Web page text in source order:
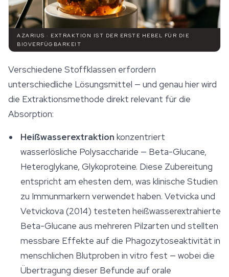
AZARIUS · EXTRAKTION IST DER ERSTE HEBEL FÜR DIE
BIOVERFÜGBARKEIT
Verschiedene Stoffklassen erfordern
unterschiedliche Lösungsmittel — und genau hier wird
die Extraktionsmethode direkt relevant für die
Absorption:
Heißwasserextraktion konzentriert
wasserlösliche Polysaccharide — Beta-Glucane,
Heteroglykane, Glykoproteine. Diese Zubereitung
entspricht am ehesten dem, was klinische Studien
zu Immunmarkern verwendet haben. Vetvicka und
Vetvickova (2014) testeten heißwasserextrahierte
Beta-Glucane aus mehreren Pilzarten und stellten
messbare Effekte auf die Phagozytoseaktivität in
menschlichen Blutproben in vitro fest — wobei die
Übertragung dieser Befunde auf orale